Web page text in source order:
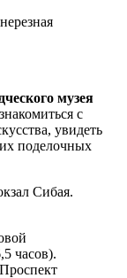
музея
с
увидеть
поделочных
Сибая.
часов).